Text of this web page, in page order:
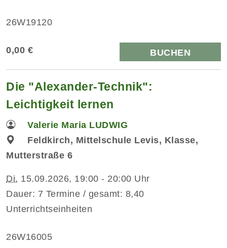
26W19120
0,00 € BUCHEN
Die "Alexander-Technik":
Leichtigkeit lernen
Valerie Maria LUDWIG
Feldkirch, Mittelschule Levis, Klasse,
Mutterstraße 6
Di. 15.09.2026, 19:00 - 20:00 Uhr
Dauer: 7 Termine / gesamt: 8,40
Unterrichtseinheiten
26W16005